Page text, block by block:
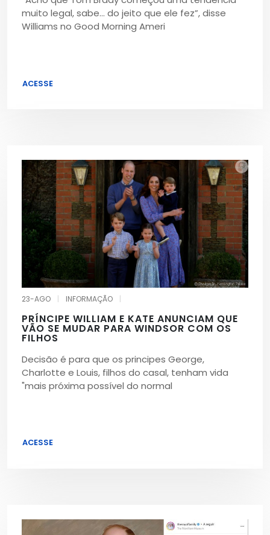
muito legal, sabe… do jeito que ele fez”, disse
Williams no Good Morning Ameri
ACESSE
23-AGO INFORMAÇÃO
PRÍNCIPE WILLIAM E KATE ANUNCIAM QUE
VÃO SE MUDAR PARA WINDSOR COM OS
FILHOS
Decisão é para que os principes George,
Charlotte e Louis, filhos do casal, tenham vida
"mais próxima possível do normal
ACESSE